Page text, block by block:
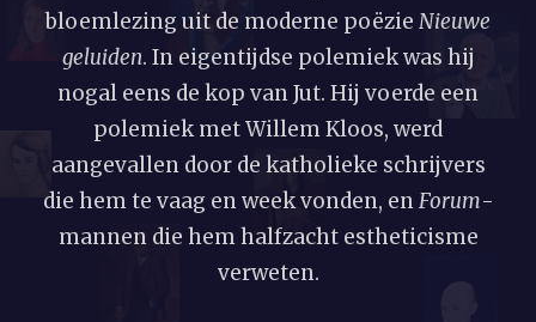
bloemlezing uit de moderne poëzie Nieuwe
geluiden. In eigentijdse polemiek was hij
nogal eens de kop van Jut. Hij voerde een
polemiek met Willem Kloos, werd
aangevallen door de katholieke schrijvers
die hem te vaag en week vonden, enForum-
mannen die hem halfzacht estheticisme
verweten.